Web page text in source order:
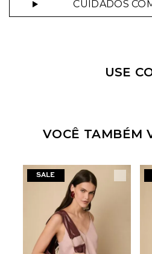
CUIDADOS
USE
VOCÊ TAMBÉM